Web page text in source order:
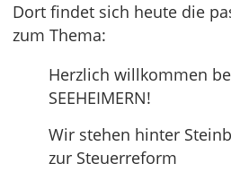
Dort findet sich heute die
zum Thema:
Herzlich willkommen
SEEHEIMERN!
Wir stehen hinter
zur Steuerreform